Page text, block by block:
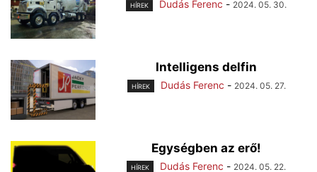
HÍREK Dudás Ferenc - 2024. 05. 30.
Intelligens delfin
HÍREK Dudás Ferenc - 2024. 05. 27.
Egységben az erő!
HÍREK Dudás Ferenc - 2024. 05. 22.